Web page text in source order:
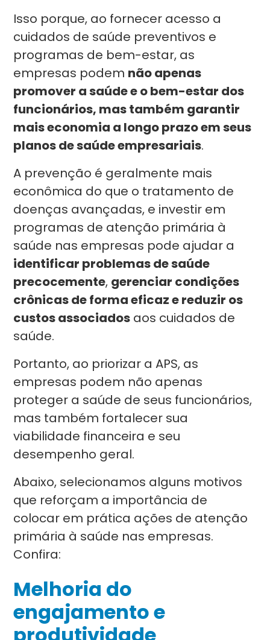
Isso porque, ao fornecer acesso a
cuidados de saúde preventivos e
programas de bem-estar, as
empresas podem não apenas
promover a saúde e o bem-estar dos
funcionários, mas também garantir
mais economia a longo prazo em seus
planos de saúde empresariais.
A prevenção é geralmente mais
econômica do que o tratamento de
doenças avançadas, e investir em
programas de atenção primária à
saúde nas empresas pode ajudar a
identificar problemas de saúde
precocemente, gerenciar condições
crônicas de forma eficaz e reduzir os
custos associados aos cuidados de
saúde.
Portanto, ao priorizar a APS, as
empresas podem não apenas
proteger a saúde de seus funcionários,
mas também fortalecer sua
viabilidade financeira e seu
desempenho geral.
Abaixo, selecionamos alguns motivos
que reforçam a importância de
colocar em prática ações de atenção
primária à saúde nas empresas.
Confira:
Melhoria do
engajamento e